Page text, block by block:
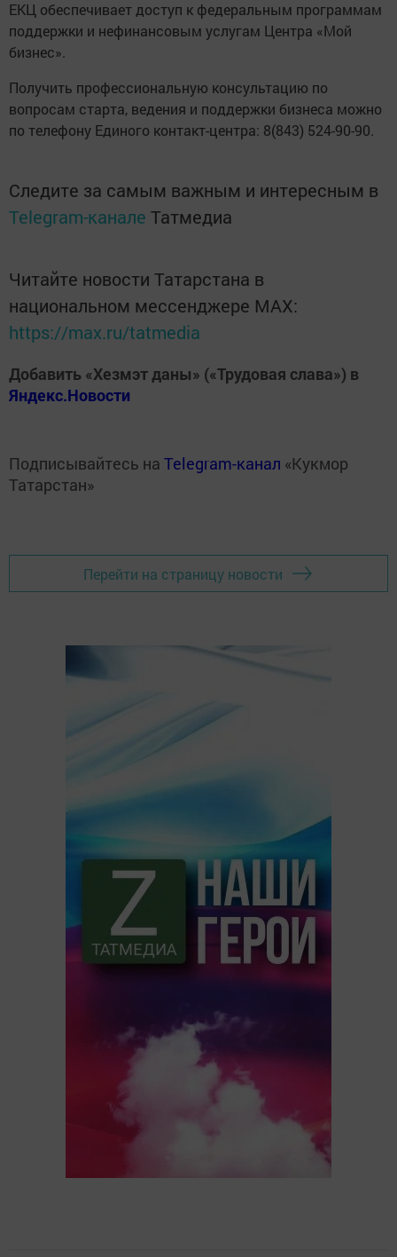
ЕКЦ обеспечивает доступ к федеральным программам
поддержки и нефинансовым услугам Центра «Мой
бизнес».
Получить профессиональную консультацию по
вопросам старта, ведения и поддержки бизнеса можно
по телефону Единого контакт-центра: 8(843) 524-90-90.
Следите за самым важным и интересным в
Telegram-канале Татмедиа
Читайте новости Татарстана в
национальном мессенджере MАХ:
https://max.ru/tatmedia
Добавить «Хезмэт даны» («Трудовая слава») в
Яндекс.Новости
Подписывайтесь на Telegram-канал «Кукмор
Татарстан»
Перейти на страницу новости